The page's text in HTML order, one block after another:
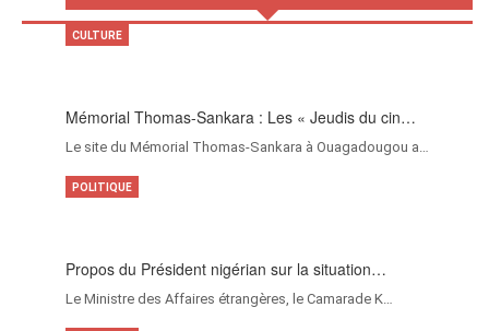
Mémorial Thomas-Sankara : Les « Jeudis du cin…
Le site du Mémorial Thomas-Sankara à Ouagadougou a…
CULTURE
Propos du Président nigérian sur la situation…
Le Ministre des Affaires étrangères, le Camarade K…
POLITIQUE